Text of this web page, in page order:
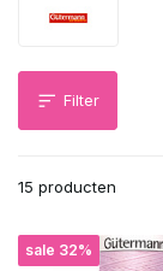
Filter
15 producten
sale 32%